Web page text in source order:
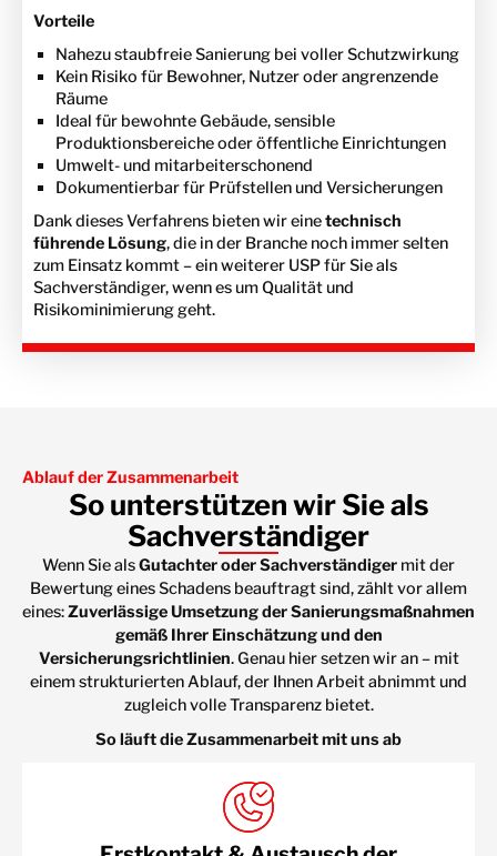
Vorteile
Nahezu staubfreie Sanierung bei voller Schutzwirkung
Kein Risiko für Bewohner, Nutzer oder angrenzende
Räume
Ideal für bewohnte Gebäude, sensible
Produktionsbereiche oder öffentliche Einrichtungen
Umwelt- und mitarbeiterschonend
Dokumentierbar für Prüfstellen und Versicherungen
Dank dieses Verfahrens bieten wir einetechnisch
führende Lösung, die in der Branche noch immer selten
zum Einsatz kommt – ein weiterer USP für Sie als
Sachverständiger, wenn es um Qualität und
Risikominimierung geht.
Ablauf der Zusammenarbeit
So unterstützen wir Sie als
Sachverständiger
Wenn Sie alsGutachter oder Sachverständiger mit der
Bewertung eines Schadens beauftragt sind, zählt vor allem
eines:Zuverlässige Umsetzung der Sanierungsmaßnahmen
gemäß Ihrer Einschätzung und den
Versicherungsrichtlinien. Genau hier setzen wir an – mit
einem strukturierten Ablauf, der Ihnen Arbeit abnimmt und
zugleich volle Transparenz bietet.
So läuft die Zusammenarbeit mit uns ab